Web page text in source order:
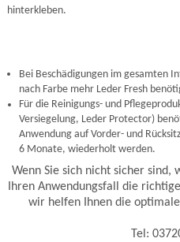
hinterkleben.
Bei Beschädigungen im gesamten
nach Farbe mehr Leder Fresh
Für die Reinigungs- und
Versiegelung, Leder Protector)
Anwendung auf Vorder- und
6 Monate, wiederholt werden.
Wenn Sie sich nicht sicher sind,
Ihren Anwendungsfall die
wir helfen Ihnen die
Tel: